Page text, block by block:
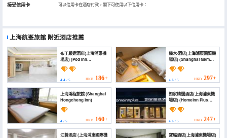
接受信用卡 可以信用卡在酒店付款，閣下可使用以下信用卡：
上海航峯旅館 附近酒店推薦
布丁嚴選酒店(上海浦東機
場店) (Pod Inn
(Shanghai Pudong
Airport))
4.4 / 5 HKD 186+
幾木·酒店(上海浦東國際機
場店) (Shanghai Gem
Hotel (Shanghai
Pudong Airport
Branch))
4.6/ 5 HKD 297+
上海鴻程旅館 (Shanghai
Hongcheng Inn)
4 / 5 HKD 160+
如家精選酒店(上海浦東機
場店) (Homeinn Plus
Hotel (Shanghai
Pudong Airport))
4.6/ 5 HKD 247+
江蓉酒店 (上海浦東國際機
寶璐酒店(上海浦東機場店)